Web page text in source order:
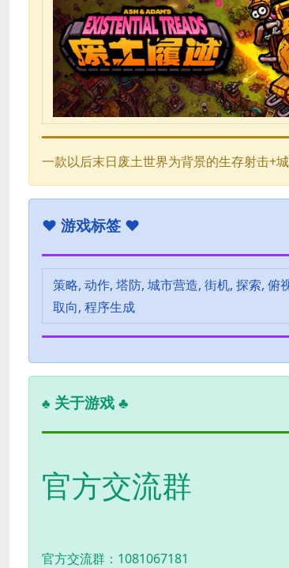
一款以后末日废土世界为背景的生存射击+
♥ 游戏标签 ♥
策略, 动作, 塔防, 城市营造, 街机, 探索, 俯
取向, 程序生成
♣ 关于游戏 ♣
官方交流群
官方交流群：1081067181